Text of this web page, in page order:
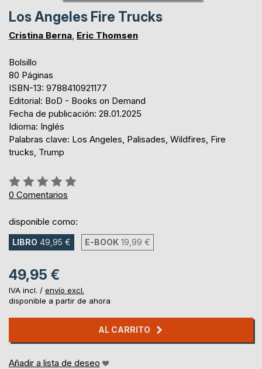
Los Angeles Fire Trucks
Cristina Berna, Eric Thomsen
Bolsillo
80 Páginas
ISBN-13: 9788410921177
Editorial: BoD - Books on Demand
Fecha de publicación: 28.01.2025
Idioma: Inglés
Palabras clave: Los Angeles, Palisades, Wildfires, Fire
trucks, Trump
Rating:
0%
0 Comentarios
disponible como:
LIBRO 49,95 € E-BOOK 19,99 €
49,95 €
IVA incl. / envío excl.
disponible a partir de ahora
AL CARRITO
Añadir a lista de deseo